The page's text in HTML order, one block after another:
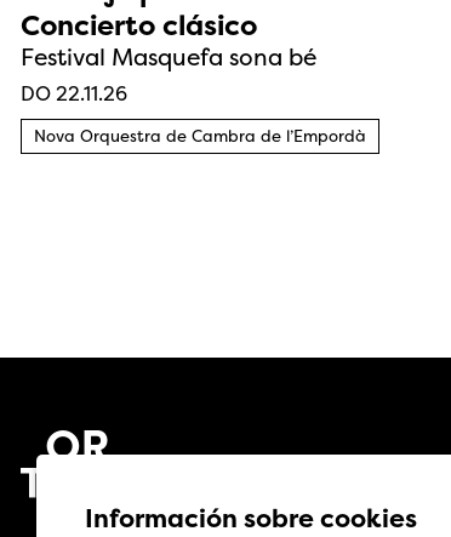
Concierto clásico
Festival Masquefa sona bé
DO 22.11.26
Nova Orquestra de Cambra de l’Empordà
Información sobre cookies